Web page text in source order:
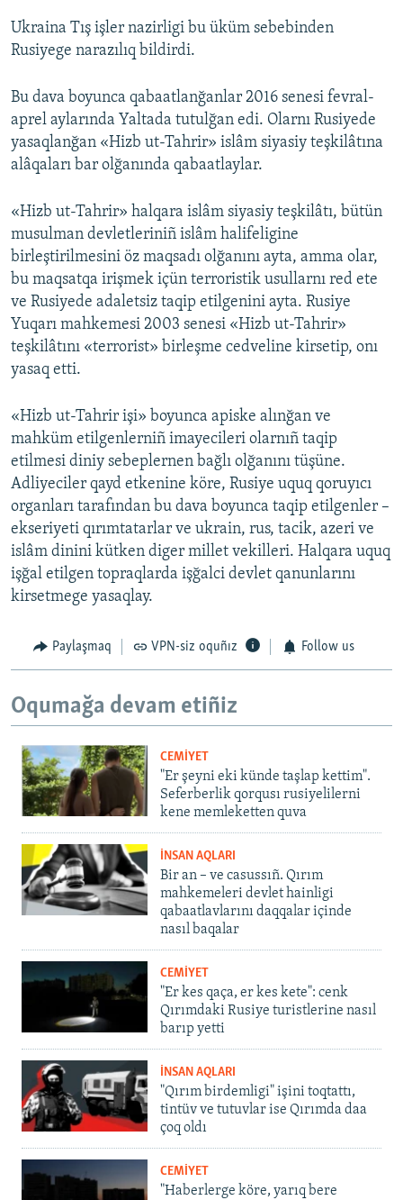
Ukraina Tış işler nazirligi bu üküm sebebinden
Rusiyege narazılıq bildirdi.
Bu dava boyunca qabaatlanğanlar 2016 senesi fevral-
aprel aylarında Yaltada tutulğan edi. Olarnı Rusiyede
yasaqlanğan «Hizb ut-Tahrir» islâm siyasiy teşkilâtına
alâqaları bar olğanında qabaatlaylar.
«Hizb ut-Tahrir» halqara islâm siyasiy teşkilâtı, bütün
musulman devletleriniñ islâm halifeligine
birleştirilmesini öz maqsadı olğanını ayta, amma olar,
bu maqsatqa irişmek içün terroristik usullarnı red ete
ve Rusiyede adaletsiz taqip etilgenini ayta. Rusiye
Yuqarı mahkemesi 2003 senesi «Hizb ut-Tahrir»
teşkilâtını «terrorist» birleşme cedveline kirsetip, onı
yasaq etti.
«Hizb ut-Tahrir işi» boyunca apiske alınğan ve
mahküm etilgenlerniñ imayecileri olarnıñ taqip
etilmesi diniy sebeplernen bağlı olğanını tüşüne.
Adliyeciler qayd etkenine köre, Rusiye uquq qoruyıcı
organları tarafından bu dava boyunca taqip etilgenler –
ekseriyeti qırımtatarlar ve ukrain, rus, tacik, azeri ve
islâm dinini kütken diger millet vekilleri. Halqara uquq
işğal etilgen topraqlarda işğalci devlet qanunlarını
kirsetmege yasaqlay.
Paylaşmaq VPN-siz oquñız Follow us
Oqumağa devam etiñiz
CEMİYET
"Er şeyni eki künde taşlap kettim".
Seferberlik qorqusı rusiyelilerni
kene memleketten quva
İNSAN AQLARI
Bir an – ve casussıñ. Qırım
mahkemeleri devlet hainligi
qabaatlavlarını daqqalar içinde
nasıl baqalar
CEMİYET
"Er kes qaça, er kes kete": cenk
Qırımdaki Rusiye turistlerine nasıl
barıp yetti
İNSAN AQLARI
"Qırım birdemligi" işini toqtattı,
tintüv ve tutuvlar ise Qırımda daa
çoq oldı
CEMİYET
"Haberlerge köre, yarıq bere